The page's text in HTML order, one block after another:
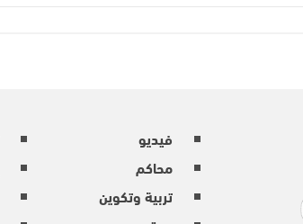
فيديو
محاكم
تربية وتكوين